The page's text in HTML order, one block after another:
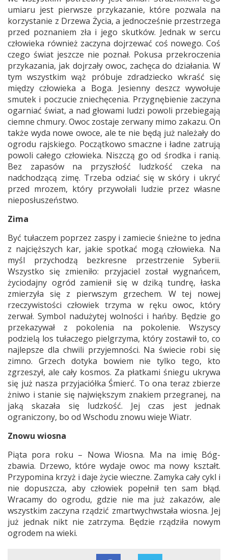
umiaru jest pierwsze przykazanie, które pozwala na
korzystanie z Drzewa Życia, a jednocześnie przestrzega
przed poznaniem zła i jego skutków. Jednak w sercu
człowieka również zaczyna dojrzewać coś nowego. Coś
czego świat jeszcze nie poznał. Pokusa przekroczenia
przykazania, jak dojrzały owoc, zachęca do działania. W
tym wszystkim wąż próbuje zdradziecko wkraść się
między człowieka a Boga. Jesienny deszcz wywołuje
smutek i poczucie zniechęcenia. Przygnębienie zaczyna
ogarniać świat, a nad głowami ludzi powoli przebiegają
ciemne chmury. Owoc zostaje zerwany mimo zakazu. On
także wyda nowe owoce, ale te nie będą już należały do
ogrodu rajskiego. Początkowo smaczne i ładne zatrują
powoli całego człowieka. Niszczą go od środka i ranią.
Bez zapasów na przyszłość ludzkość czeka na
nadchodzącą zimę. Trzeba odziać się w skóry i ukryć
przed mrozem, który przywołali ludzie przez własne
nieposłuszeństwo.
Zima
Być tułaczem poprzez zaspy i zamiecie śnieżne to jedna
z najcięższych kar, jakie spotkać mogą człowieka. Na
myśl przychodzą bezkresne przestrzenie Syberii.
Wszystko się zmieniło: przyjaciel został wygnańcem,
życiodajny ogród zamienił się w dziką tundrę, łaska
zmierzyła się z pierwszym grzechem. W tej nowej
rzeczywistości człowiek trzyma w ręku owoc, który
zerwał. Symbol nadużytej wolności i hańby. Będzie go
przekazywał z pokolenia na pokolenie. Wszyscy
podzielą los tułaczego pielgrzyma, który zostawił to, co
najlepsze dla chwili przyjemności. Na świecie robi się
zimno. Grzech dotyka bowiem nie tylko tego, kto
zgrzeszył, ale cały kosmos. Za płatkami śniegu ukrywa
się już nasza przyjaciółka Śmierć. To ona teraz zbierze
żniwo i stanie się największym znakiem przegranej, na
jaką skazała się ludzkość. Jej czas jest jednak
ograniczony, bo od Wschodu znowu wieje Wiatr.
Znowu wiosna
Piąta pora roku – Nowa Wiosna. Ma na imię Bóg-
zbawia. Drzewo, które wydaje owoc ma nowy kształt.
Przypomina krzyż i daje życie wieczne. Zamyka cały cykl i
nie dopuszcza, aby człowiek popełnił ten sam błąd.
Wracamy do ogrodu, gdzie nie ma już zakazów, ale
wszystkim zaczyna rządzić zmartwychwstała wiosna. Jej
już jednak nikt nie zatrzyma. Będzie rządziła nowym
ogrodem na wieki.